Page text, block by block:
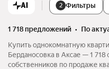
AI 2 Фильтры
1 718 предложений •
по
Купить однокомнатную
Берданосовка в Аксае — 1 718
собственников по продаже